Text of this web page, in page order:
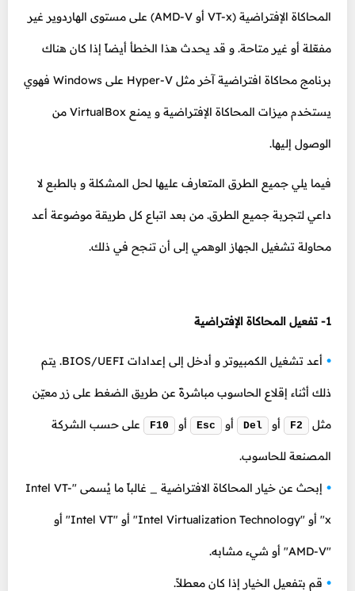
المحاكاة الإفتراضية (VT-x أو AMD-V) على مستوى الهاردوير غير
مفعّلة أو غير متاحة. و قد يحدث هذا الخطأ أيضاً إذا كان هناك
برنامج محاكاة افتراضية آخر مثل Hyper-V على Windows فهوي
يستخدم ميزات المحاكاة الإفتراضية و يمنع VirtualBox من
الوصول إليها.
فيما يلي جميع الطرق المتعارف عليها لحل المشكلة و بالطبع لا
داعي لتجربة جميع الطرق. من بعد اتباع كل طريقة موضوعة أعد
محاولة تشغيل الجهاز الوهمي إلى أن تنجح في ذلك.
1- تفعيل المحاكاة الإفتراضية
أعد تشغيل الكمبيوتر و أدخل إلى إعدادات BIOS/UEFI. يتم
ذلك أثناء إقلاع الحاسوب مباشرةً عن طريق الضغط على زر معيّن
مثل F2 أو Del أو Esc أو F10 على حسب الشركة
المصنعة للحاسوب.
إبحث عن خيار المحاكاة الافتراضية _ غالباً ما يُسمى "Intel VT-
x" أو "Intel Virtualization Technology" أو "Intel VT" أو
"AMD-V" أو شيء مشابه.
قم بتفعيل الخيار إذا كان معطلاً.